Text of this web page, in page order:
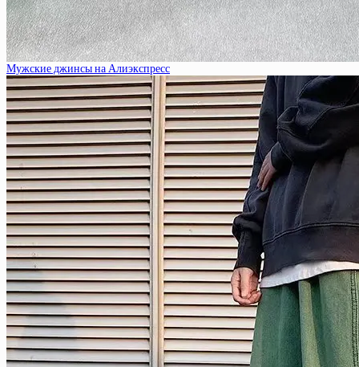
Мужские джинсы на Алиэкспресс